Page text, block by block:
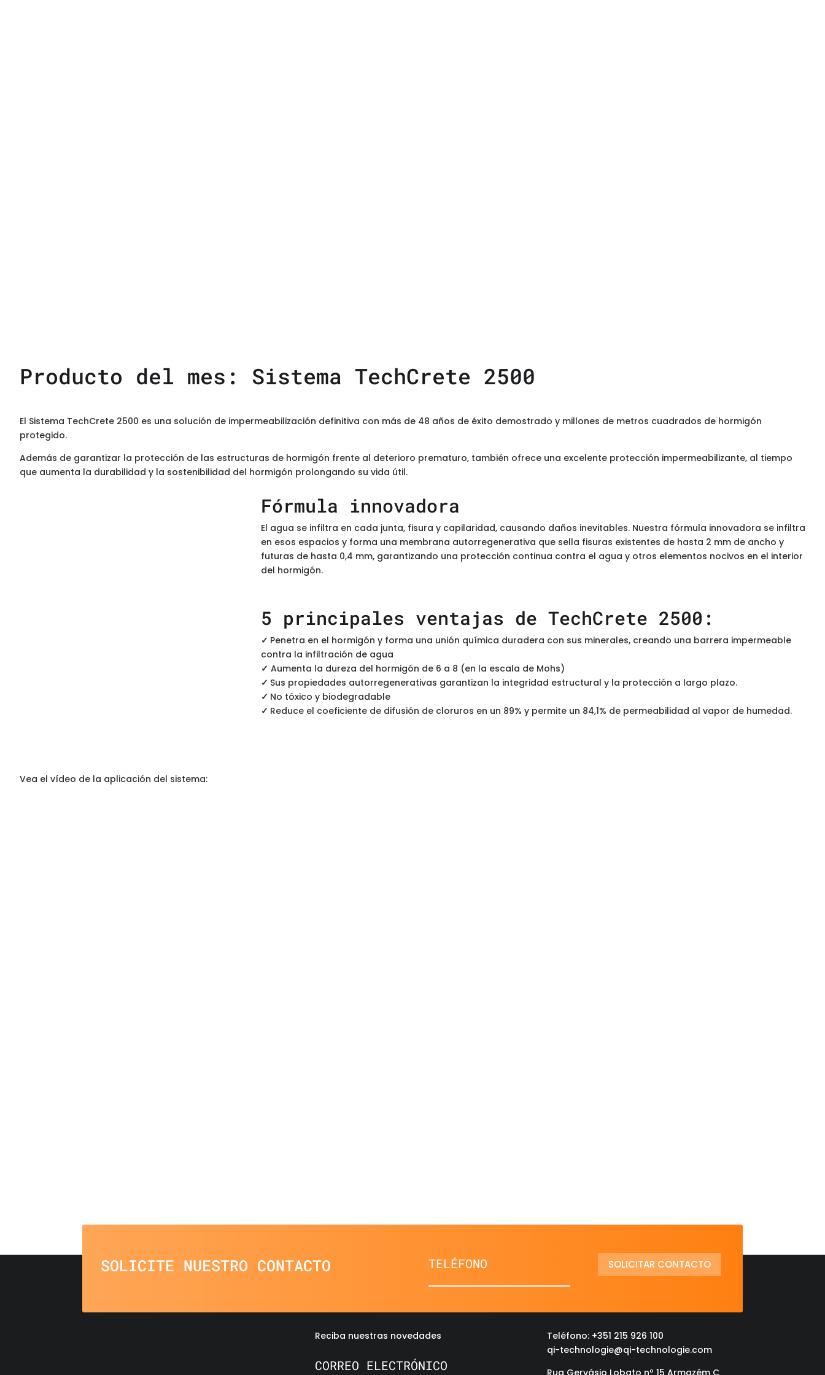
Producto del mes: Sistema TechCrete 2500
El Sistema TechCrete 2500 es una solución de impermeabilización definitiva con más de 48 años de éxito demostrado y millones de metros cuadrados de hormigón
protegido.
Además de garantizar la protección de las estructuras de hormigón frente al deterioro prematuro, también ofrece una excelente protección impermeabilizante, al tiempo
que aumenta la durabilidad y la sostenibilidad del hormigón prolongando su vida útil.
Fórmula innovadora
El agua se infiltra en cada junta, fisura y capilaridad, causando daños inevitables. Nuestra fórmula innovadora se infiltra
en esos espacios y forma una membrana autorregenerativa que sella fisuras existentes de hasta 2 mm de ancho y
futuras de hasta 0,4 mm, garantizando una protección continua contra el agua y otros elementos nocivos en el interior
del hormigón.
5 principales ventajas de TechCrete 2500:
✓ Penetra en el hormigón y forma una unión química duradera con sus minerales, creando una barrera impermeable
contra la infiltración de agua
✓ Aumenta la dureza del hormigón de 6 a 8 (en la escala de Mohs)
✓ Sus propiedades autorregenerativas garantizan la integridad estructural y la protección a largo plazo.
✓ No tóxico y biodegradable
✓ Reduce el coeficiente de difusión de cloruros en un 89% y permite un 84,1% de permeabilidad al vapor de humedad.
Vea el vídeo de la aplicación del sistema:
SOLICITE NUESTRO CONTACTO SOLICITAR CONTACTO
Reciba nuestras novedades
Teléfono: +351 215 926 100
qi-technologie@qi-technologie.com
Rua Gervásio Lobato nº 15 Armazém C